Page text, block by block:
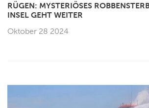
RÜGEN: MYSTERIÖSES
INSEL GEHT WEITER
Oktober 28 2024